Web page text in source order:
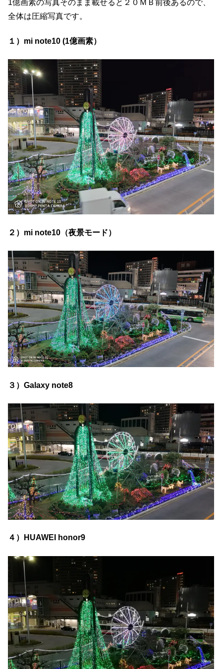
1億画素の写真そのまま載せると２０ＭＢ前後あるので、
全体は圧縮写真です。
１）mi note10 (1億画素）
２）mi note10（夜景モード）
３）Galaxy note8
４）HUAWEI honor9